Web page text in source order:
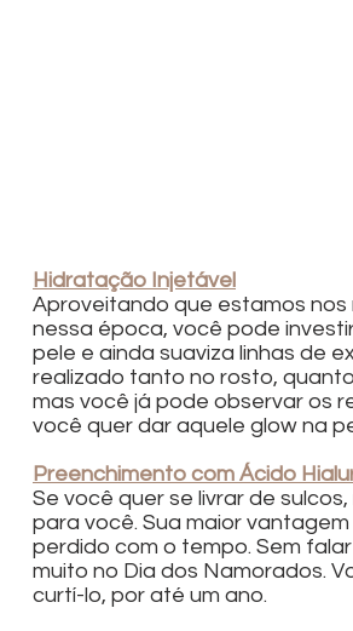
Hidratação Injetável
Aproveitando que estamos nos
nessa época, você pode
pele e ainda suaviza linhas de
realizado tanto no rosto,
mas você já pode observar os
você quer dar aquele glow na
Preenchimento com Ácido
Se você quer se livrar de
para você. Sua maior
perdido com o tempo. Sem
muito no Dia dos Namorados.
curtí-lo, por até um ano.